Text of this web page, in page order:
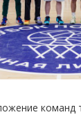
команд